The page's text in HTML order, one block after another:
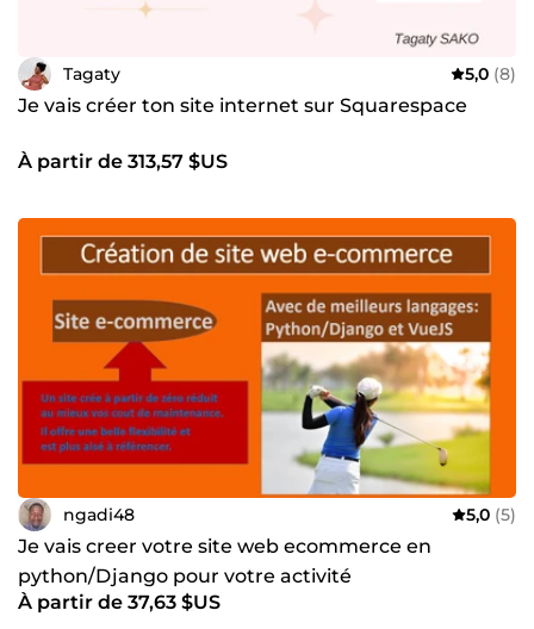
Tagaty 5,0 (8)
Je vais créer ton site internet sur Squarespace
À partir de 313,57 $US
ngadi48 5,0 (5)
Je vais creer votre site web ecommerce en
python/Django pour votre activité
À partir de 37,63 $US